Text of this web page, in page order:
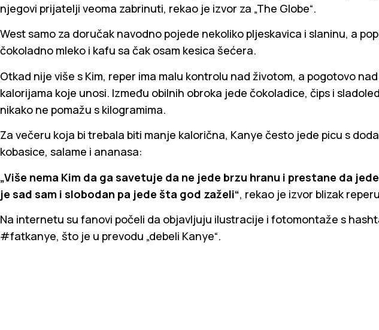
njegovi prijatelji veoma zabrinuti, rekao je izvor za „The Globe“.
West samo za doručak navodno pojede nekoliko pljeskavica i slaninu, a
čokoladno mleko i kafu sa čak osam kesica šećera.
Otkad nije više s Kim, reper ima malu kontrolu nad životom, a pogotovo
kalorijama koje unosi. Između obilnih obroka jede čokoladice, čips i
nikako ne pomažu s kilogramima.
Za večeru koja bi trebala biti manje kalorična, Kanye često jede picu s
kobasice, salame i ananasa:
„Više nema Kim da ga savetuje da ne jede brzu hranu i prestane da
je sad sam i slobodan pa jede šta god zaželi“, rekao je izvor blizak
Na internetu su fanovi počeli da objavljuju ilustracije i fotomontaže s
#fatkanye, što je u prevodu „debeli Kanye“.